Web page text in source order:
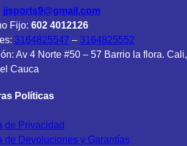
jjsports9@gmail.com
Fijo: 602 4012126
3164825547 – 3164825552
Av 4 Norte #50 – 57 Barrio la flora. Cali,
Cauca
Políticas
de Privacidad
de Devoluciones y Garantías